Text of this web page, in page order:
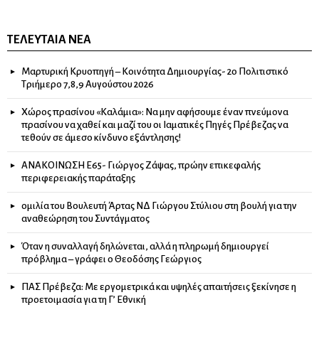
ΤΕΛΕΥΤΑΊΑ ΝΈΑ
Μαρτυρική Κρυοπηγή – Κοινότητα Δημιουργίας- 2ο Πολιτιστικό
Τριήμερο 7,8,9 Αυγούστου 2026
Χώρος πρασίνου «Καλάμια»: Να μην αφήσουμε έναν πνεύμονα
πρασίνου να χαθεί και μαζί του οι Ιαματικές Πηγές Πρέβεζας να
τεθούν σε άμεσο κίνδυνο εξάντλησης!
ΑΝΑΚΟΙΝΩΣΗ Ε65- Γιώργος Ζάψας, πρώην επικεφαλής
περιφερειακής παράταξης
ομιλία του Βουλευτή Άρτας ΝΔ Γιώργου Στύλιου στη βουλή για την
αναθεώρηση του Συντάγματος
Όταν η συναλλαγή δηλώνεται, αλλά η πληρωμή δημιουργεί
πρόβλημα – γράφει ο Θεοδόσης Γεώργιος
ΠΑΣ Πρέβεζα: Με εργομετρικά και υψηλές απαιτήσεις ξεκίνησε η
προετοιμασία για τη Γ’ Εθνική